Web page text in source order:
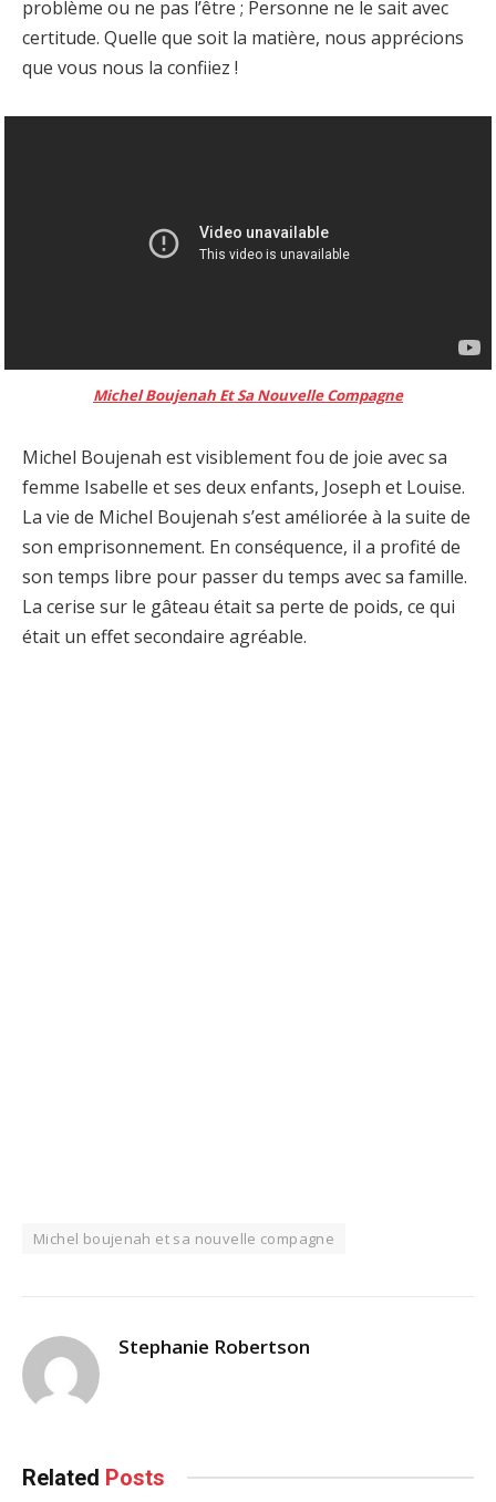
problème ou ne pas l’être ; Personne ne le sait avec
certitude. Quelle que soit la matière, nous apprécions
que vous nous la confiiez !
Michel Boujenah Et Sa Nouvelle Compagne
Michel Boujenah est visiblement fou de joie avec sa
femme Isabelle et ses deux enfants, Joseph et Louise.
La vie de Michel Boujenah s’est améliorée à la suite de
son emprisonnement. En conséquence, il a profité de
son temps libre pour passer du temps avec sa famille.
La cerise sur le gâteau était sa perte de poids, ce qui
était un effet secondaire agréable.
Michel boujenah et sa nouvelle compagne
Stephanie Robertson
Related Posts